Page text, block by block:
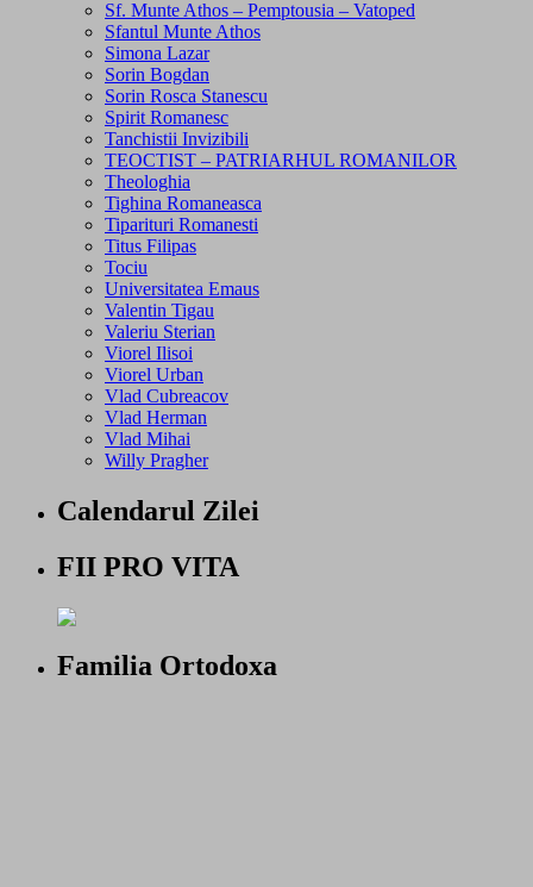
Sf. Munte Athos – Pemptousia – Vatoped
Sfantul Munte Athos
Simona Lazar
Sorin Bogdan
Sorin Rosca Stanescu
Spirit Romanesc
Tanchistii Invizibili
TEOCTIST – PATRIARHUL ROMANILOR
Theologhia
Tighina Romaneasca
Tiparituri Romanesti
Titus Filipas
Tociu
Universitatea Emaus
Valentin Tigau
Valeriu Sterian
Viorel Ilisoi
Viorel Urban
Vlad Cubreacov
Vlad Herman
Vlad Mihai
Willy Pragher
Calendarul Zilei
FII PRO VITA
Familia Ortodoxa